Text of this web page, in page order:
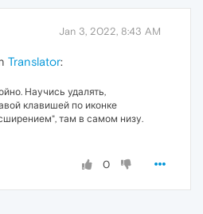
Jan 3, 2022, 8:43 AM
Translator:
Научись удалять,
клавишей по иконке
там в самом низу.
0